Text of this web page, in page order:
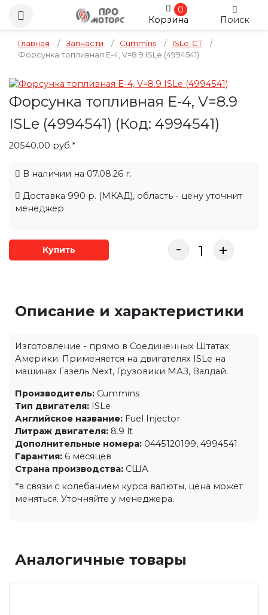
0
Корзина
Поиск
Главная / Запчасти / Cummins / ISLe-CT
/
Форсунка топливная E-4, V=8.9 ISLe (4994541)
Форсунка топливная E-4, V=8.9
ISLe (4994541) (Код: 4994541)
20540.00 руб.*
В наличии на 07.08.26 г.
Доставка 990 р. (МКАД), область - цену уточнит
менеджер
Купить - +
Описание и характеристики
Изготовление - прямо в Соединенных Штатах
Америки. Применяется на двигателях ISLe на
машинах Газель Next, Грузовики МАЗ, Валдай.
Производитель: Cummins
Тип двигателя: ISLe
Английское название: Fuel Injector
Литраж двигателя: 8.9 lt
Дополнительные номера: 0445120199, 4994541
Гарантия: 6 месяцев
Страна производства: США
*в связи с колебанием курса валюты, цена может
меняться. Уточняйте у менеджера.
Аналогичные товары